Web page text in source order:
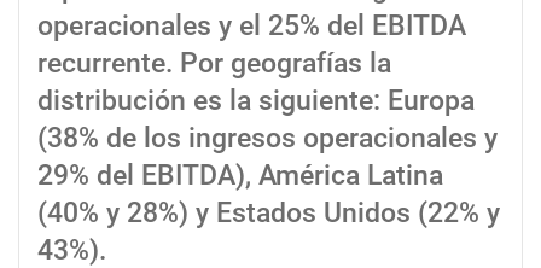
operacionales y el 25% del EBITDA
recurrente. Por geografías la
distribución es la siguiente: Europa
(38% de los ingresos operacionales y
29% del EBITDA), América Latina
(40% y 28%) y Estados Unidos (22% y
43%).